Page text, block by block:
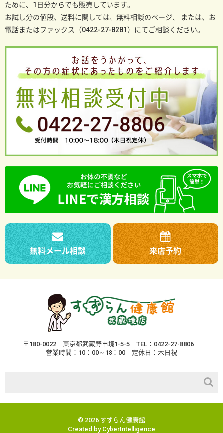
ために、1日分からでも販売しています。
お試し分の値段、送料に関しては、無料相談のページ、
または、お
電話またはファックス（0422-27-8281）にてご相談ください。
無料メール相談 来店予約
〒180-0022 東京都武蔵野市境1-5-5
TEL：0422-27-8806
営業時間：10：00～18：00
定休日：木日祝
© 2026 すずらん健康館
Created by CyberIntelligence